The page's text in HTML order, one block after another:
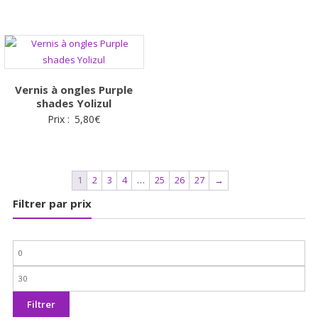
Vernis à ongles Purple
shades Yolizul
Prix : 5,80€
1 2 3 4 … 25 26 27 →
Filtrer par prix
Prix
min
Prix
max
Filtrer